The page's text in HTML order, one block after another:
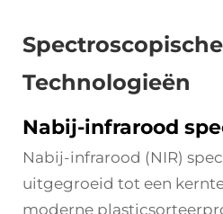
Spectroscopische
Technologieën
Nabij-infrarood
Nabij-infrarood (NIR)
uitgegroeid tot een
moderne